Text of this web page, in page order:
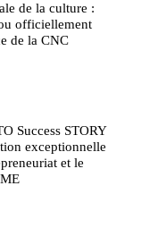
de la culture :
officiellement
de la CNC
Success STORY
exceptionnelle
et le